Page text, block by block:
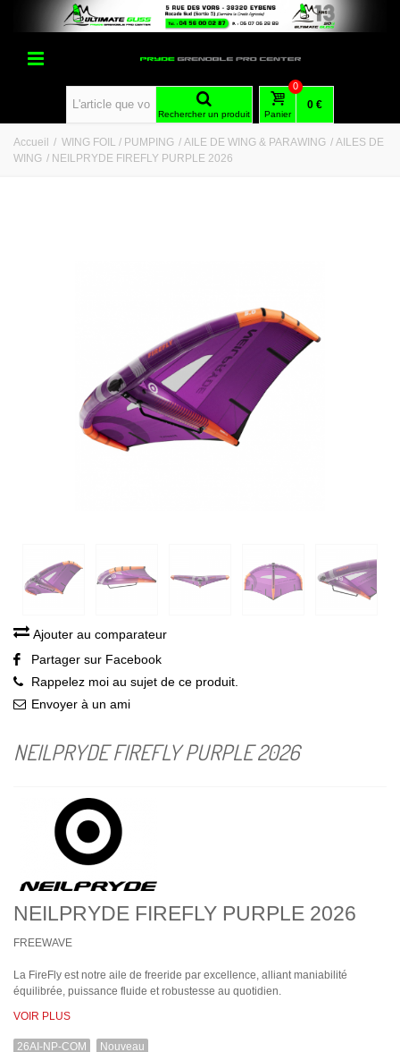
Rechercher un produit Panier
0
0 €
Accueil / WING FOIL / PUMPING / AILE DE WING & PARAWING / AILES DE
WING / NEILPRYDE FIREFLY PURPLE 2026
Ajouter au comparateur
Partager sur Facebook
Rappelez moi au sujet de ce produit.
Envoyer à un ami
NEILPRYDE FIREFLY PURPLE 2026
NEILPRYDE FIREFLY PURPLE 2026
FREEWAVE
La FireFly est notre aile de freeride par excellence, alliant maniabilité
équilibrée, puissance fluide et robustesse au quotidien.
VOIR PLUS
26AI-NP-COM Nouveau